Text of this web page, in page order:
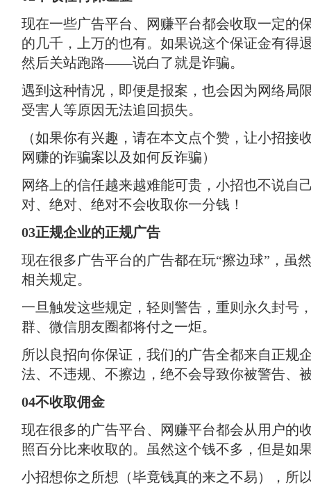
现在一些广告平台、网赚平台都会收取一定的
的几千，上万的也有。如果说这个保证金有得
然后关站跑路——说白了就是诈骗。
遇到这种情况，即便是报案，也会因为网络局
受害人等原因无法追回损失。
（如果你有兴趣，请在本文点个赞，让小招
网赚的诈骗案以及如何反诈骗）
网络上的信任越来越难能可贵，小招也不说自
对、绝对、绝对不会收取你一分钱！
03正规企业的正规广告
现在很多广告平台的广告都在玩“擦边球”，虽
相关规定。
一旦触发这些规定，轻则警告，重则永久封号
群、微信朋友圈都将付之一炬。
所以良招向你保证，我们的广告全都来自正规
法、不违规、不擦边，绝不会导致你被警告、
04不收取佣金
现在很多的广告平台、网赚平台都会从用户的
照百分比来收取的。虽然这个钱不多，但是
小招想你之所想（毕竟钱真的来之不易），所